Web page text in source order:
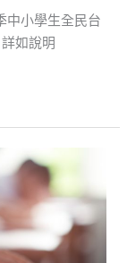
中小學生全民台
如說明